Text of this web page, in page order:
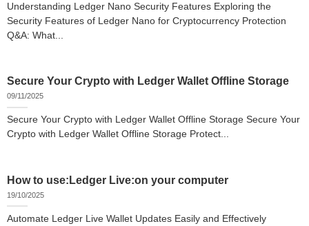
Understanding Ledger Nano Security Features Exploring the
Security Features of Ledger Nano for Cryptocurrency Protection
Q&A: What...
Secure Your Crypto with Ledger Wallet Offline Storage
09/11/2025
Secure Your Crypto with Ledger Wallet Offline Storage Secure Your
Crypto with Ledger Wallet Offline Storage Protect...
How to use:Ledger Live:on your computer
19/10/2025
Automate Ledger Live Wallet Updates Easily and Effectively